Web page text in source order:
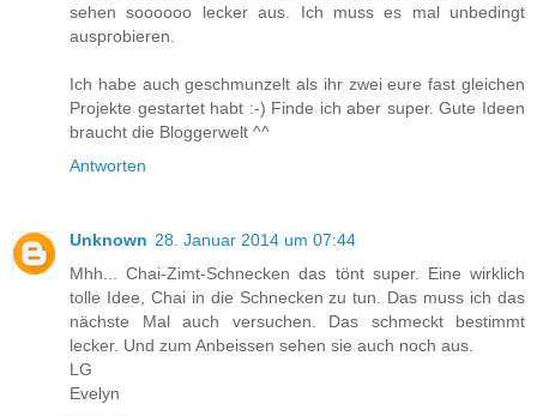
sehen soooooo lecker aus. Ich muss es mal unbedingt
ausprobieren.
Ich habe auch geschmunzelt als ihr zwei eure fast gleichen
Projekte gestartet habt :-) Finde ich aber super. Gute Ideen
braucht die Bloggerwelt ^^
Antworten
Unknown 28. Januar 2014 um 07:44
Mhh... Chai-Zimt-Schnecken das tönt super. Eine wirklich
tolle Idee, Chai in die Schnecken zu tun. Das muss ich das
nächste Mal auch versuchen. Das schmeckt bestimmt
lecker. Und zum Anbeissen sehen sie auch noch aus.
LG
Evelyn